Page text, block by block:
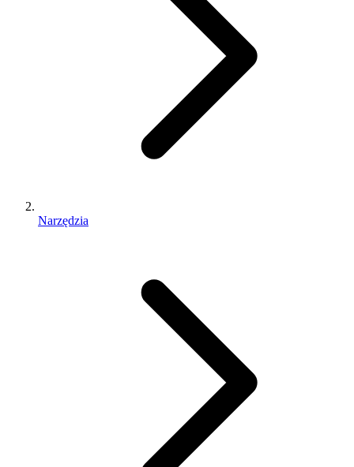
Narzędzia